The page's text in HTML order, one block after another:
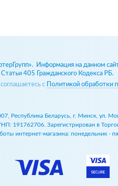
Информация на данном
405 Гражданского Кодекса РБ.
с
Политикой обработки
Республика Беларусь, г. Минск, ул.
191762706. Зарегистрирован в
интернет-магазина: понедельник -